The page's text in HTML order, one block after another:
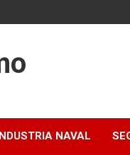
NAVAL